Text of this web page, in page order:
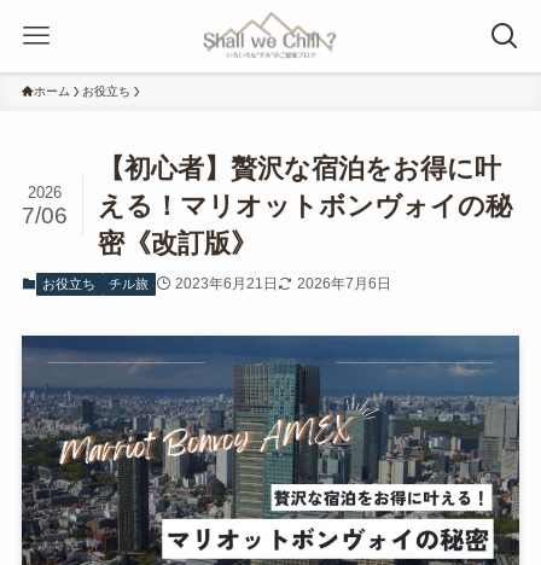
ホーム お役立ち
【初心者】贅沢な宿泊をお得に叶
える！マリオットボンヴォイの秘
密《改訂版》
2026
7/06
お役立ち チル旅 2023年6月21日 2026年7月6日